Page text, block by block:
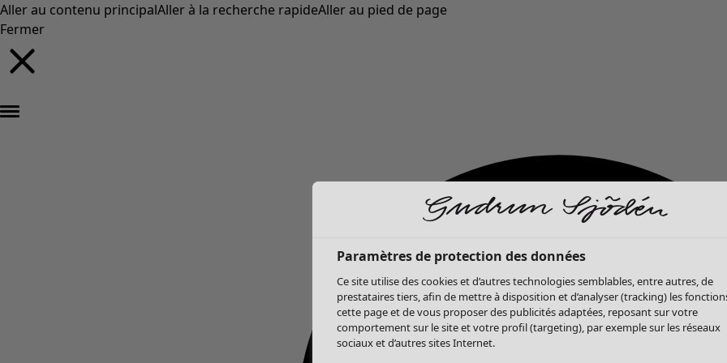
Aller au contenu principalAller à la recherche rapideAller au pied de page
Fermer
Paramètres de protection des données
Ce site utilise des cookies et d’autres technologies semblables, entre autres, de
prestataires tiers, afin de mettre à disposition et d’analyser (tracking) les
cette page et de vous proposer des publicités adaptées, reposant sur votre
comportement sur le site et votre profil (targeting), par exemple sur les réseaux
sociaux et d’autres sites Internet.